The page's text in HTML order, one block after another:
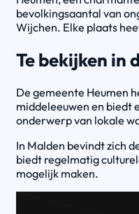
bevolkingsaantal van
Wijchen. Elke plaats
Te bekijken in
De gemeente Heumen
middeleeuwen en biedt
onderwerp van lokale
In Malden bevindt zich
biedt regelmatig
mogelijk maken.